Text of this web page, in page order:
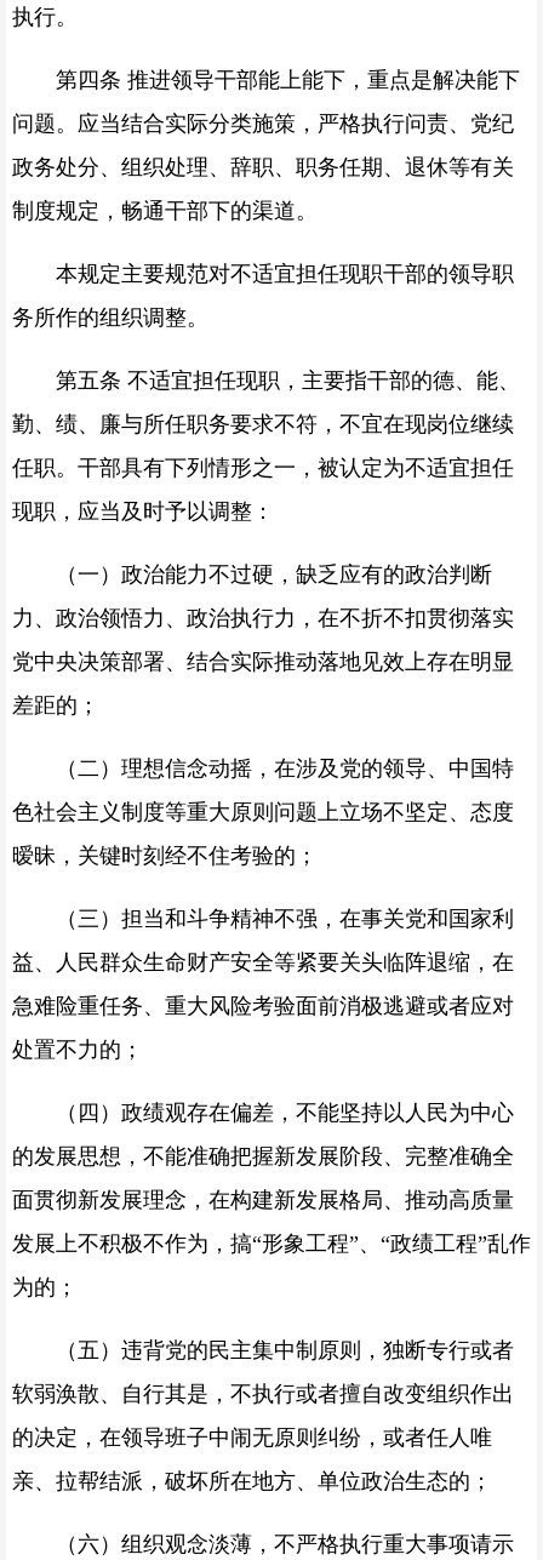
执行。
第四条 推进领导干部能上能下，重点是解决能下
问题。应当结合实际分类施策，严格执行问责、党纪
政务处分、组织处理、辞职、职务任期、退休等有关
制度规定，畅通干部下的渠道。
本规定主要规范对不适宜担任现职干部的领导职
务所作的组织调整。
第五条 不适宜担任现职，主要指干部的德、能、
勤、绩、廉与所任职务要求不符，不宜在现岗位继续
任职。干部具有下列情形之一，被认定为不适宜担任
现职，应当及时予以调整：
（一）政治能力不过硬，缺乏应有的政治判断
力、政治领悟力、政治执行力，在不折不扣贯彻落实
党中央决策部署、结合实际推动落地见效上存在明显
差距的；
（二）理想信念动摇，在涉及党的领导、中国特
色社会主义制度等重大原则问题上立场不坚定、态度
暧昧，关键时刻经不住考验的；
（三）担当和斗争精神不强，在事关党和国家利
益、人民群众生命财产安全等紧要关头临阵退缩，在
急难险重任务、重大风险考验面前消极逃避或者应对
处置不力的；
（四）政绩观存在偏差，不能坚持以人民为中心
的发展思想，不能准确把握新发展阶段、完整准确全
面贯彻新发展理念，在构建新发展格局、推动高质量
发展上不积极不作为，搞“形象工程”、“政绩工程”乱作
为的；
（五）违背党的民主集中制原则，独断专行或者
软弱涣散、自行其是，不执行或者擅自改变组织作出
的决定，在领导班子中闹无原则纠纷，或者任人唯
亲、拉帮结派，破坏所在地方、单位政治生态的；
（六）组织观念淡薄，不严格执行重大事项请示